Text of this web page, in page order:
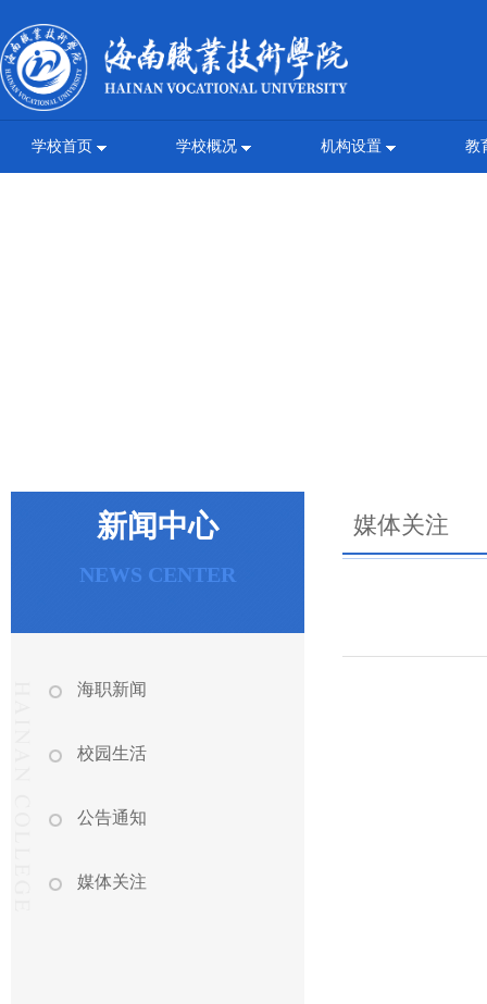
学校首页 学校概况 机构设置 教
新闻中心
NEWS CENTER
海职新闻
校园生活
公告通知
媒体关注
媒体关注